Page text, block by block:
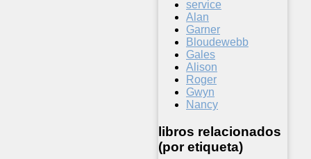
service
Alan
Garner
Bloudewebb
Gales
Alison
Roger
Gwyn
Nancy
libros relacionados
(por etiqueta)